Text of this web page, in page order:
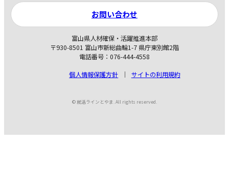
富山県人材確保・活躍推進本部
〒930-8501 富山市新総曲輪1-7 県庁東別館2階
電話番号：076-444-4558
個人情報保護方針
サイトの利用規約
お問い合わせ
© 就活ラインとやま. All rights reserved.